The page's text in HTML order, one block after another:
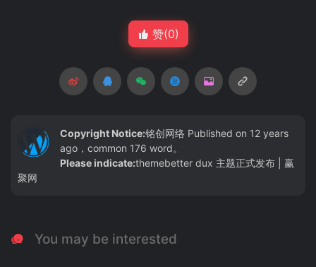
赞(0)
Copyright Notice:铭创网络 Published on 12 years
ago，common 176 word。
Please indicate:themebetter dux 主题正式发布 | 赢
聚网
You may be interested